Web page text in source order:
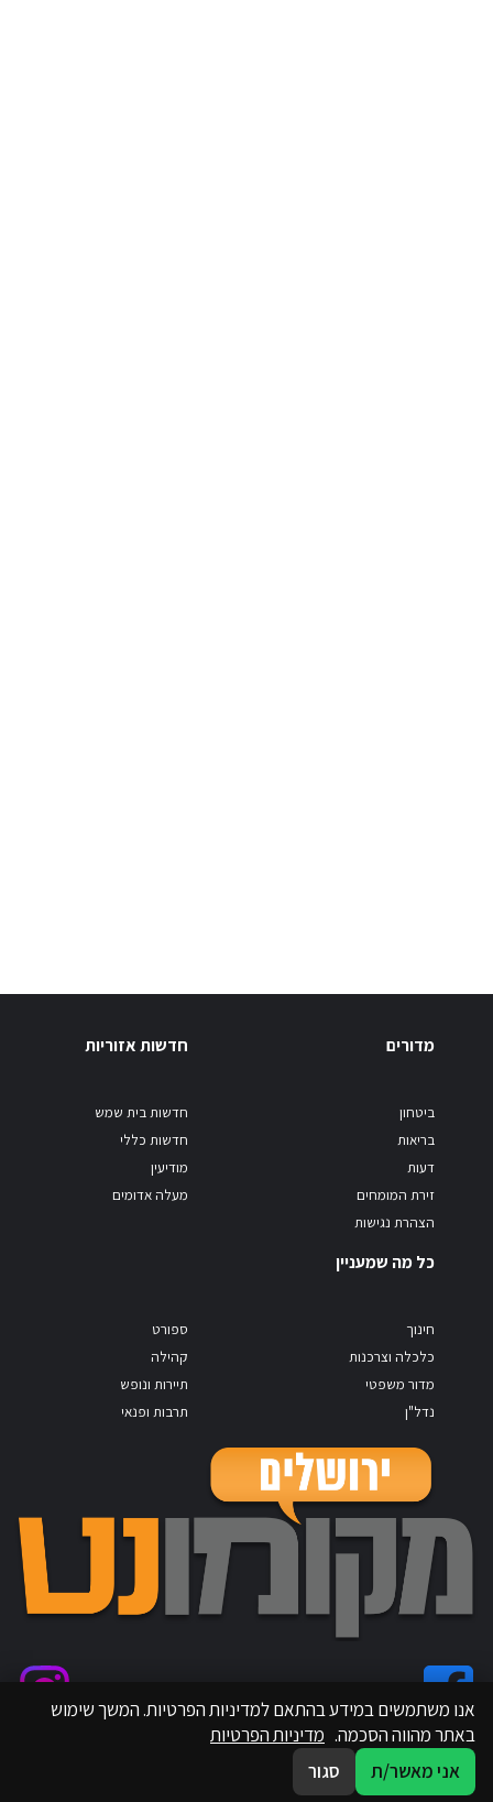
מדורים
ביטחון
בריאות
דעות
זירת המומחים
הצהרת נגישות
חדשות אזוריות
חדשות בית שמש
חדשות כללי
מודיעין
מעלה אדומים
כל מה שמעניין
חינוך
כלכלה וצרכנות
מדור משפטי
נדל"ן
ספורט
קהילה
תיירות ונופש
תרבות ופנאי
אנו משתמשים במידע בהתאם למדיניות הפרטיות. המשך שימוש
באתר מהווה הסכמה. מדיניות הפרטיות
אני מאשר/ת
סגור